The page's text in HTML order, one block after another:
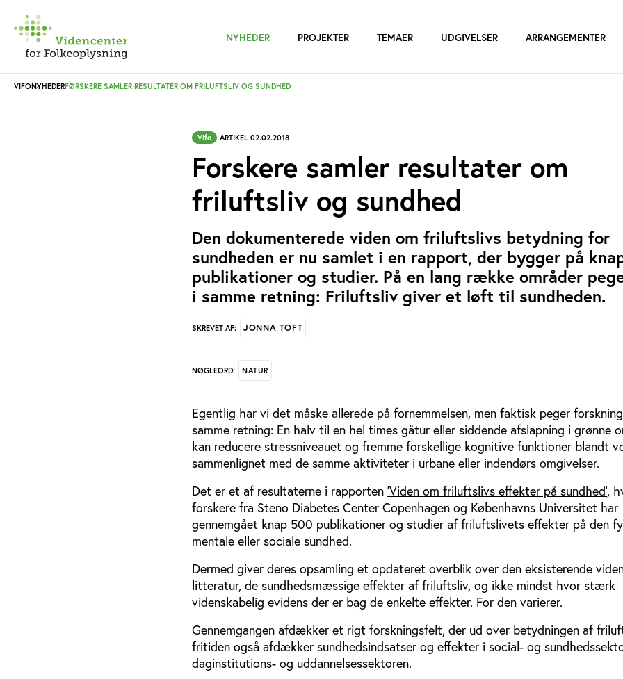
NYHEDER PROJEKTER TEMAER UDGIVELSER ARRANGEMENTER
VIFONYHEDERFORSKERE SAMLER RESULTATER OM FRILUFTSLIV OG SUNDHED
Vifo ARTIKEL 02.02.2018
Forskere samler resultater om
friluftsliv og sundhed
Den dokumenterede viden om friluftslivs betydning for
sundheden er nu samlet i en rapport, der bygger på
publikationer og studier. På en lang række områder
i samme retning: Friluftsliv giver et løft til sundheden.
SKREVET AF: JONNA TOFT
NØGLEORD: NATUR
Egentlig har vi det måske allerede på fornemmelsen, men faktisk peger
samme retning: En halv til en hel times gåtur eller siddende afslapning i grønne
kan reducere stressniveauet og fremme forskellige kognitive funktioner blandt
sammenlignet med de samme aktiviteter i urbane eller indendørs omgivelser.
Det er et af resultaterne i rapporten ’Viden om friluftslivs effekter på sundhed’,
forskere fra Steno Diabetes Center Copenhagen og Københavns Universitet har
gennemgået knap 500 publikationer og studier af friluftslivets effekter på den
mentale eller sociale sundhed.
Dermed giver deres opsamling et opdateret overblik over den eksisterende
litteratur, de sundhedsmæssige effekter af friluftsliv, og ikke mindst hvor stærk
videnskabelig evidens der er bag de enkelte effekter. For den varierer.
Gennemgangen afdækker et rigt forskningsfelt, der ud over betydningen af
fritiden også afdækker sundhedsindsatser og effekter i social- og
daginstitutions- og uddannelsessektoren.